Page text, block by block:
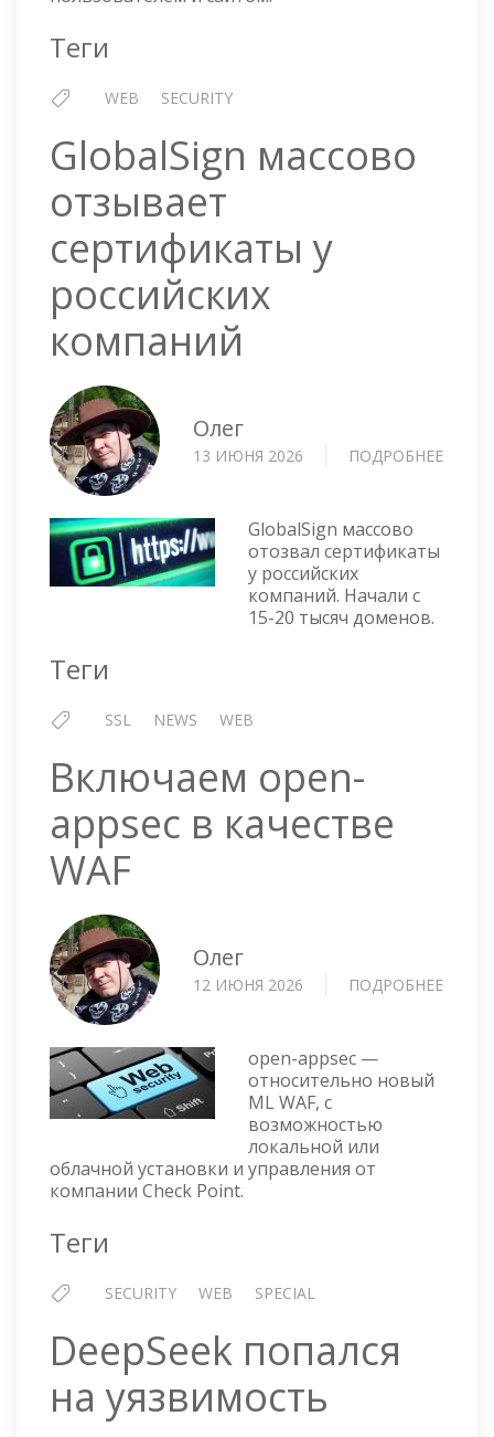
Теги
WEB SECURITY
GlobalSign массово
отзывает
сертификаты у
российских
компаний
Олег
13 ИЮНЯ 2026 ПОДРОБНЕЕ
GlobalSign массово
отозвал сертификаты
у российских
компаний. Начали с
15-20 тысяч доменов.
Теги
SSL NEWS WEB
Включаем open-
appsec в качестве
WAF
Олег
12 ИЮНЯ 2026 ПОДРОБНЕЕ
open-appsec —
относительно новый
ML WAF, с
возможностью
локальной или
облачной установки и управления от
компании Check Point.
Теги
SECURITY WEB SPECIAL
DeepSeek попался
на уязвимость